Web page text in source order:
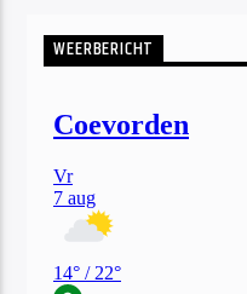
WEERBERICHT